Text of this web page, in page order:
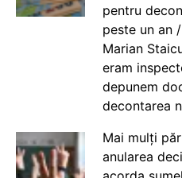
pentru
peste un an
Marian
eram
depunem
decontarea
Mai mulți
anularea